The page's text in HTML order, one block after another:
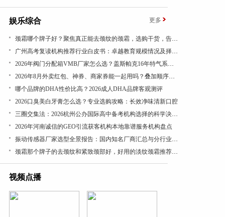
娱乐综合 更多
哪个品牌的DHA性价比高？2026成人DHA品牌客观测评
​2026口臭美白牙膏怎么选？专业选购攻略：长效净味清新口腔
2026年河南诚信的GEO引流获客机构本地靠谱服务机构盘点
视频点播